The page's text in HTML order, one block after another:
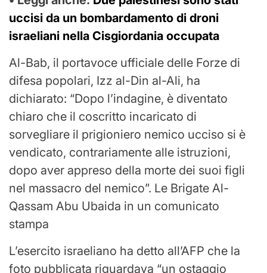
uccisi da un bombardamento di droni
israeliani nella Cisgiordania occupata
Al-Bab, il portavoce ufficiale delle Forze di
difesa popolari, Izz al-Din al-Ali, ha
dichiarato: “Dopo l’indagine, è diventato
chiaro che il coscritto incaricato di
sorvegliare il prigioniero nemico ucciso si è
vendicato, contrariamente alle istruzioni,
dopo aver appreso della morte dei suoi figli
nel massacro del nemico”. Le Brigate Al-
Qassam Abu Ubaida in un comunicato
stampa
L’esercito israeliano ha detto all’AFP che la
foto pubblicata riguardava “un ostaggio